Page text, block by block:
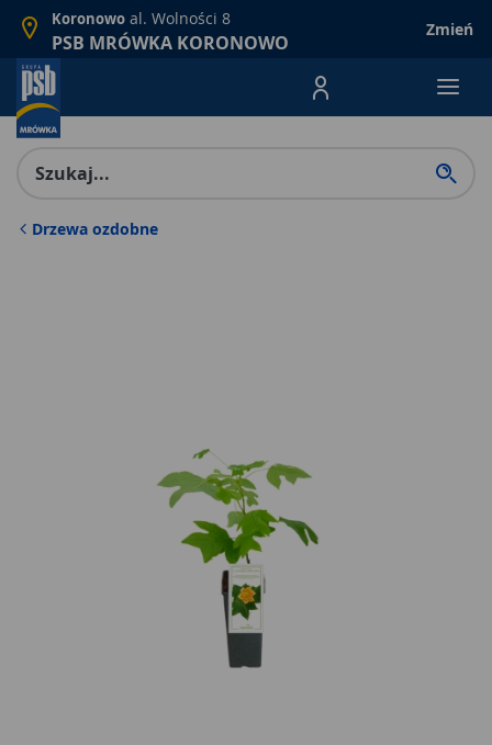
Koronowo al. Wolności 8
PSB MRÓWKA KORONOWO
Zmień
Menu Produktów,
Drzewa ozdobne